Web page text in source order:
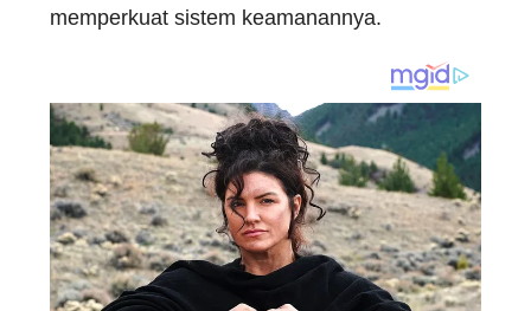
memperkuat sistem keamanannya.